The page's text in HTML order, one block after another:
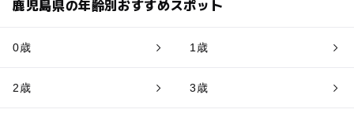
鹿児島県の年齢別おすすめスポット
0歳 1歳
2歳 3歳